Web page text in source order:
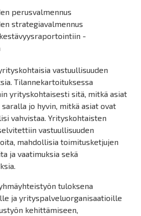
perusvalmennus
strategiavalmennus
-
vastuullisuuden
Tilannekartoituksessa
yrityskohtaisesti sitä, mitkä asiat
jo hyvin, mitkä asiat ovat
vahvistaa. Yrityskohtaisten
vastuullisuuden
mahdollisia toimitusketjujen
ja vaatimuksia sekä
tuloksena
ja yrityspalveluorganisaatioille
kehittämiseen,